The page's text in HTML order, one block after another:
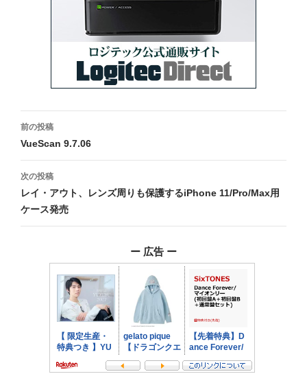
投
稿
ナ
ビ
ゲ
前の投稿
VueScan 9.7.06
次の投稿
レイ・アウト、レンズ周りも保護するiPhone 11/Pro/Max用
ケース発売
ー 広告 ー